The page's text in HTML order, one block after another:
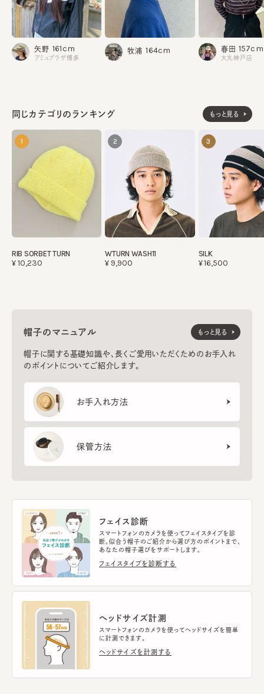
同じカテゴリのランキング もっと見る
1
RIB SORBET TURN
¥10,230
2
WTURN WASH11
¥9,900
3
SILK
¥16,500
帽子のマニュアル
帽子に関する基礎知識や、長くご愛用いただくためのお手入れ
のポイントについてご紹介します。
お手入れ方法
保管方法
もっと見る
フェイス診断
スマートフォンのカメラを使ってフェイスタイプを診
断。似合う帽子のご紹介から選び方のポイントまで、
あなたの帽子選びをサポートします。
フェイスタイプを診断する
ヘッドサイズ計測
スマートフォンのカメラを使ってヘッドサイズを簡単
に計測できます。
ヘッドサイズを計測する
矢野 161cm
アミュプラザ博多
牧浦 164cm 春田 157cm
大丸神戸店